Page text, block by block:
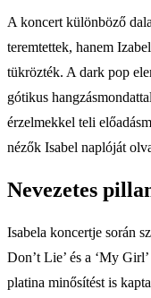
A koncert különböző
teremtettek, hanem
tükrözték. A dark pop
gótikus
érzelmekkel teli
nézők Isabel naplóját
Nevezetes
Isabela koncertje során
Don’t Lie’ és a ‘My
platina minősítést is